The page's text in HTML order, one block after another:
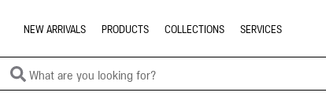
NEW ARRIVALS PRODUCTS COLLECTIONS SERVICES